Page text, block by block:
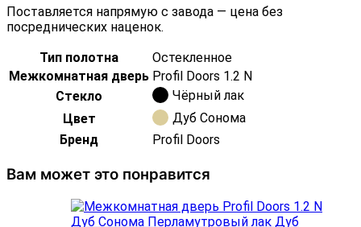
Поставляется напрямую с завода — цена без
посреднических наценок.
Тип полотна
Остекленное
Межкомнатная дверь Profil Doors 1.2 N
Стекло
Чёрный лак
Цвет
Дуб Сонома
Бренд
Profil Doors
Вам может это понравится